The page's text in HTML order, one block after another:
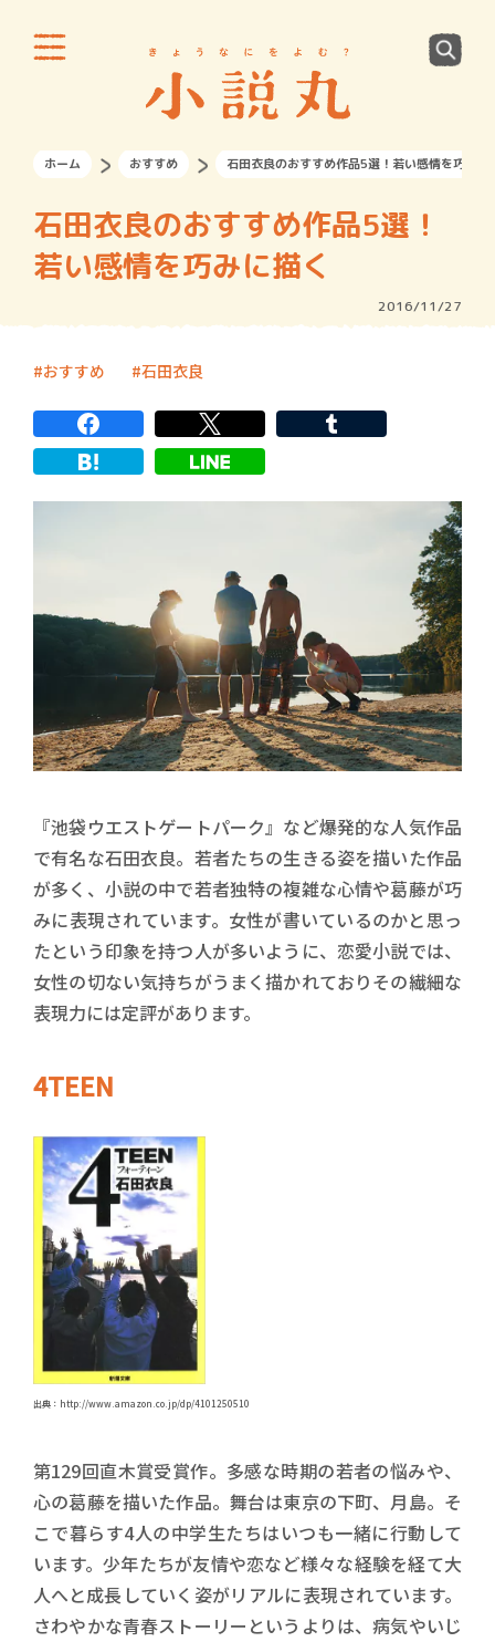
ホーム おすすめ 石田衣良のおすすめ作品5選！若い感情を巧みに
石田衣良のおすすめ作品5選！
若い感情を巧みに描く
2016/11/27
おすすめ 石田衣良
『池袋ウエストゲートパーク』など爆発的な人気作品
で有名な石田衣良。若者たちの生きる姿を描いた作品
が多く、小説の中で若者独特の複雑な心情や葛藤が巧
みに表現されています。女性が書いているのかと思っ
たという印象を持つ人が多いように、恋愛小説では、
女性の切ない気持ちがうまく描かれておりその繊細な
表現力には定評があります。
4TEEN
出典：http://www.amazon.co.jp/dp/4101250510
第129回直木賞受賞作。多感な時期の若者の悩みや、
心の葛藤を描いた作品。舞台は東京の下町、月島。そ
こで暮らす4人の中学生たちはいつも一緒に行動して
います。少年たちが友情や恋など様々な経験を経て大
人へと成長していく姿がリアルに表現されています。
さわやかな青春ストーリーというよりは、病気やいじ